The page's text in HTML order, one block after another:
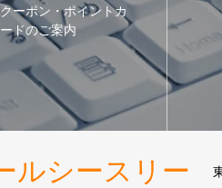
クーポン・ポイントカ
ードのご案内
ルシースリー